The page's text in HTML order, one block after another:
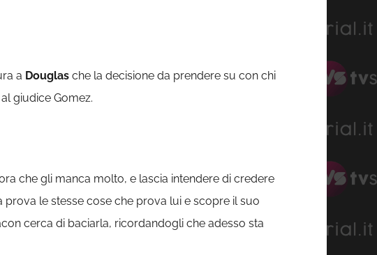
a Douglas che la decisione da prendere su con chi
giudice Gomez.
che gli manca molto, e lascia intendere di credere
prova le stesse cose che prova lui e scopre il suo
cerca di baciarla, ricordandogli che adesso sta